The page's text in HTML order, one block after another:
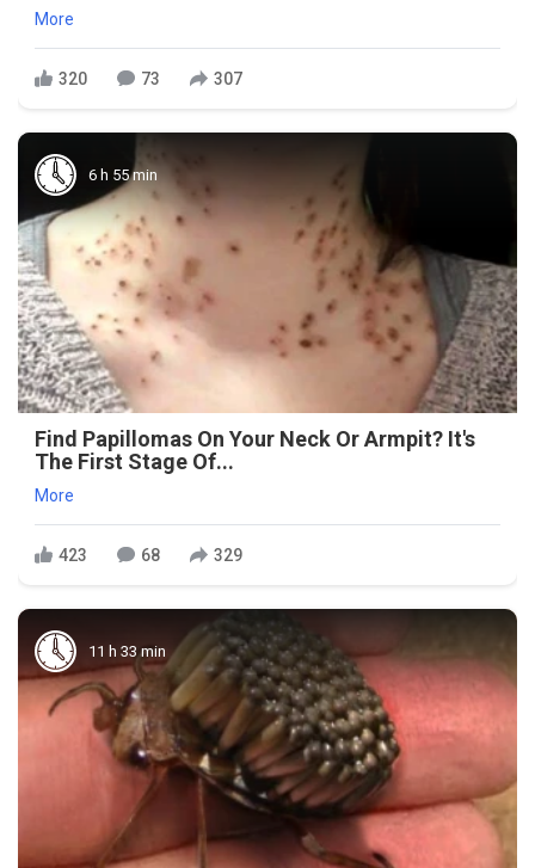
More
320 73 307
6 h 55 min
Find Papillomas On Your Neck Or Armpit? It's
The First Stage Of...
More
423 68 329
11 h 33 min